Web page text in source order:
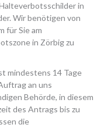
in
Wir benötigen von
für Sie am
in Zörbig zu
mindestens 14 Tage
an uns
Behörde, in diesem
des Antrags bis zu
die